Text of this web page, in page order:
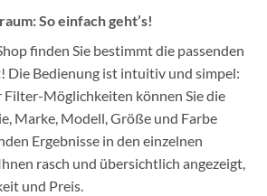
So einfach geht’s!
finden Sie bestimmt die passenden
Bedienung ist intuitiv und simpel:
Filter-Möglichkeiten können Sie die
Marke, Modell, Größe und Farbe
Ergebnisse in den einzelnen
rasch und übersichtlich angezeigt,
und Preis.